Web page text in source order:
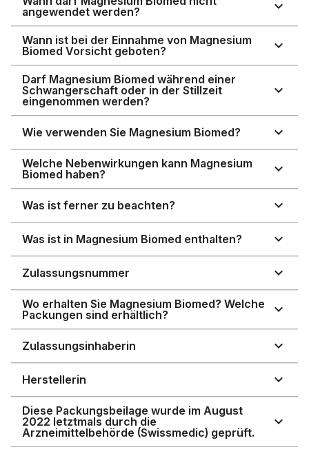
angewendet werden?
Wann ist bei der Einnahme von Magnesium
Biomed Vorsicht geboten?
Darf Magnesium Biomed während einer
Schwangerschaft oder in der Stillzeit
eingenommen werden?
Wie verwenden Sie Magnesium Biomed?
Welche Nebenwirkungen kann Magnesium
Biomed haben?
Was ist ferner zu beachten?
Was ist in Magnesium Biomed enthalten?
Zulassungsnummer
Wo erhalten Sie Magnesium Biomed? Welche
Packungen sind erhältlich?
Zulassungsinhaberin
Herstellerin
Diese Packungsbeilage wurde im August
2022 letztmals durch die
Arzneimittelbehörde (Swissmedic) geprüft.